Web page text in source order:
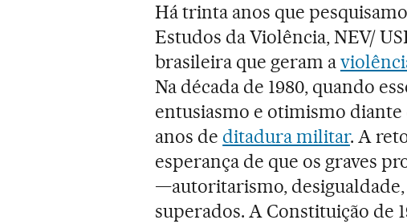
Há trinta anos que
Estudos da Violência, NEV/
brasileira que geram a
Na década de 1980, quando
entusiasmo e otimismo diante
anos de ditadura militar. A
esperança de que os graves
—autoritarismo,
superados. A Constituição de